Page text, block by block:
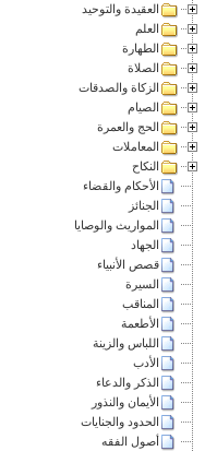
العقيدة والتوحيد
العلم
الطهارة
الصلاة
الزكاة والصدقات
الصيام
الحج والعمرة
المعاملات
النكاح
الأحكام والقضاء
الجنائز
المواريث والوصايا
الجهاد
قصص الأنبياء
السيرة
المناقب
الأطعمة
اللباس والزينة
الأدب
الذكر والدعاء
الأيمان والنذور
الحدود والجنايات
أصول الفقه